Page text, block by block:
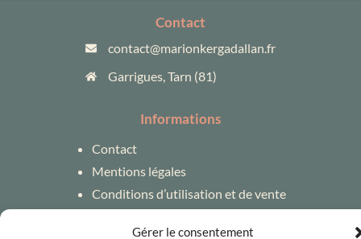
Gérer le consentement
Contact
contact@marionkergadallan.fr
Garrigues, Tarn (81)
Informations
Contact
Mentions légales
Conditions d’utilisation et de vente